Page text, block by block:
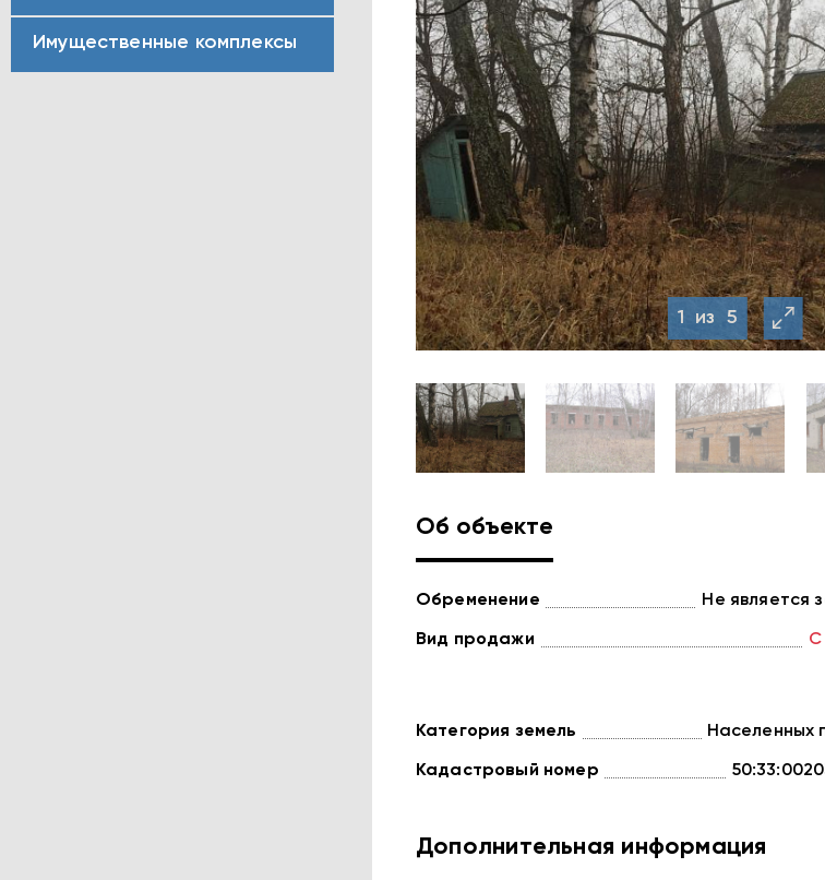
Имущественные комплексы
1 из5
Об объекте
Обременение Не является
Вид продажи С
Категория земель Населенных
Кадастровый номер
Дополнительная информация